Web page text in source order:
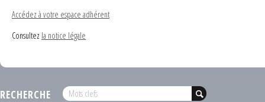
Accédez à votre espace adhérent
Consultez la notice légale
RECHERCHE